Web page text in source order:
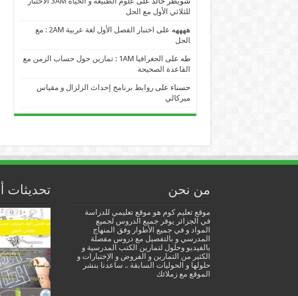
للثلاثي الأول مع الحل
ههههه على
اختبار الفصل الأول لغة عربية 2AM : مع
الحل
طه على
الجغرافيا 1AM : تمارين حول حساب الزمن مع
القاعدة الصحيحة
حسناء علىروابط برنامج إحداث الزلزال و مقياس
ميركالي
من نحن
موقع تعليم كوم هو موقع تعليمي للدراسة
في الجزائر يوفر جميع الدروس لجميع
المواد و في جميع الأطوار وفق المنهاج
المدرسي و بالتفصيل مع دروس مفصلة
بالفيديو وحلول لتمارين الكتب المدرسية و
الكثير من التمارين و الفروض و الإختبارات و
حلولها و الحوليات السابقة .. ساعدنا بنشر
الموقع مع زملائك
تحديثات